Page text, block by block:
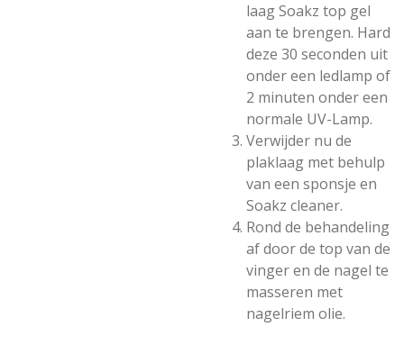
laag Soakz top gel
aan te brengen. Hard
deze 30 seconden uit
onder een ledlamp of
2 minuten onder een
normale UV-Lamp.
Verwijder nu de
plaklaag met behulp
van een sponsje en
Soakz cleaner.
Rond de behandeling
af door de top van de
vinger en de nagel te
masseren met
nagelriem olie.